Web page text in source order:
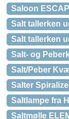
Saloon
Salt tallerken
Salt tallerken
Salt- og
Salt/Peber
Salter
Saltlampe fra
Saltmølle